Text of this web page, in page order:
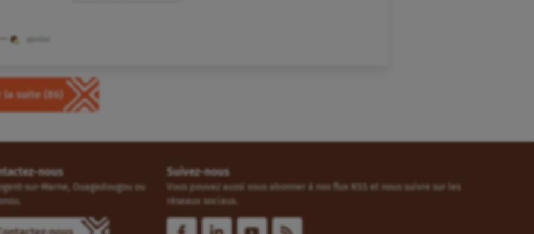
la suite (86)
nous
sur-Marne, Ouagadougou ou
Suivez-nous
Vous pouvez aussi vous abonner à nos flux RSS et nous suivre sur les
réseaux sociaux.